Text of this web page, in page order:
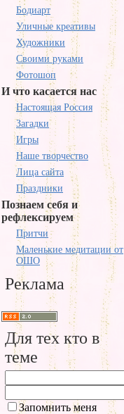
Бодиарт
Уличные креативы
Художники
Своими руками
Фотошоп
И что касается нас
Настоящая Россия
Загадки
Игры
Наше творчество
Лица сайта
Праздники
Познаем себя и
рефлексируем
Притчи
Маленькие медитации от
ОШО
Реклама
Для тех кто в
теме
Запомнить меня